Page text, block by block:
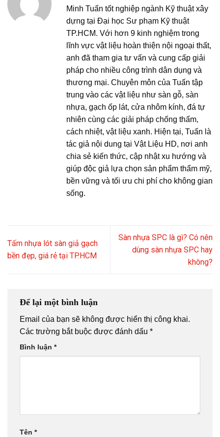
Minh Tuấn tốt nghiệp ngành Kỹ thuật xây
dựng tại Đại học Sư phạm Kỹ thuật
TP.HCM. Với hơn 9 kinh nghiệm trong
lĩnh vực vật liệu hoàn thiện nội ngoại thất,
anh đã tham gia tư vấn và cung cấp giải
pháp cho nhiều công trình dân dụng và
thương mại. Chuyên môn của Tuấn tập
trung vào các vật liệu như sàn gỗ, sàn
nhựa, gạch ốp lát, cửa nhôm kính, đá tự
nhiên cùng các giải pháp chống thấm,
cách nhiệt, vật liệu xanh. Hiện tại, Tuấn là
tác giả nội dung tại Vật Liệu HD, nơi anh
chia sẻ kiến thức, cập nhật xu hướng và
giúp độc giả lựa chọn sản phẩm thẩm mỹ,
bền vững và tối ưu chi phí cho không gian
sống.
Tấm nhựa lót sàn giả gạch
bền đẹp, giá rẻ tại TP.HCM
Sàn nhựa SPC là gì? Có nên
dùng sàn nhựa SPC hay
không?
Để lại một bình luận
Email của bạn sẽ không được hiển thị công khai.
Các trường bắt buộc được đánh dấu *
Bình luận *
Tên *